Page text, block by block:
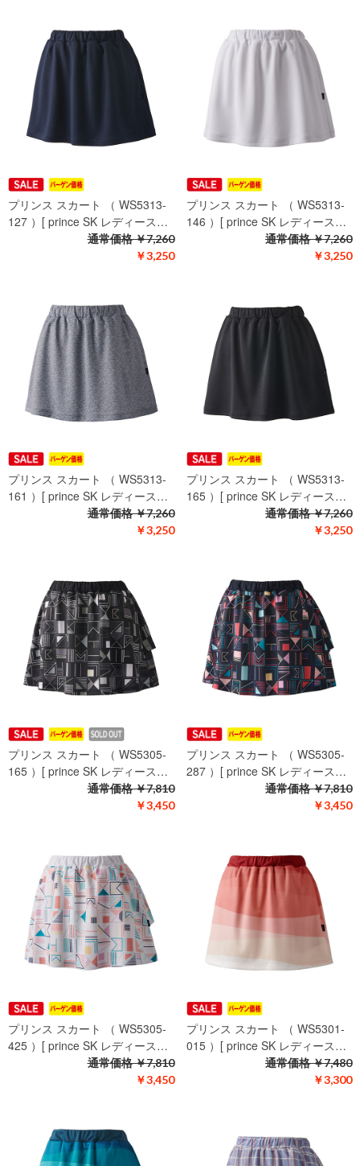
プリンス スカート （ WS5313-
127 ）[ prince SK レディース…
￥3,250
通常価格￥7,260
プリンス スカート （ WS5313-
146 ）[ prince SK レディース…
￥3,250
通常価格￥7,260
プリンス スカート （ WS5313-
161 ）[ prince SK レディース…
￥3,250
通常価格￥7,260
プリンス スカート （ WS5313-
165 ）[ prince SK レディース…
￥3,250
通常価格￥7,260
プリンス スカート （ WS5305-
165 ）[ prince SK レディース…
￥3,450
通常価格￥7,810
プリンス スカート （ WS5305-
287 ）[ prince SK レディース…
￥3,450
通常価格￥7,810
プリンス スカート （ WS5305-
425 ）[ prince SK レディース…
￥3,450
通常価格￥7,810
プリンス スカート （ WS5301-
015 ）[ prince SK レディース…
￥3,300
通常価格￥7,480